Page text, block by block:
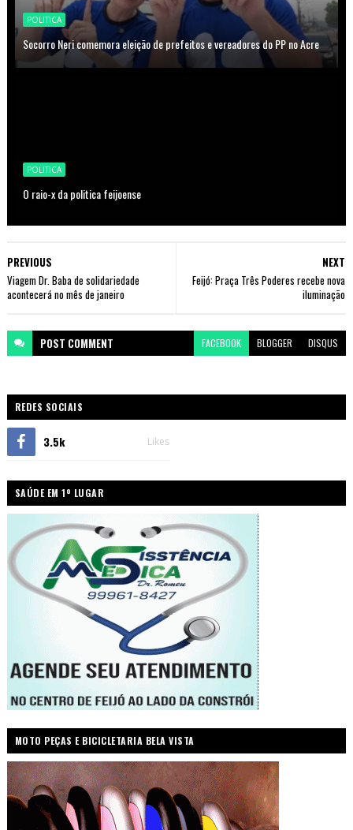
POLITICA
Socorro Neri comemora eleição de prefeitos e vereadores do PP no Acre
POLITICA
O raio-x da politica feijoense
NEXT
Feijó: Praça Três Poderes recebe nova
iluminação
PREVIOUS
Viagem Dr. Baba de solidariedade
acontecerá no mês de janeiro
POST COMMENT FACEBOOK BLOGGER DISQUS
REDES SOCIAIS
3.5k Likes
SAÚDE EM 1º LUGAR
MOTO PEÇAS E BICICLETARIA BELA VISTA